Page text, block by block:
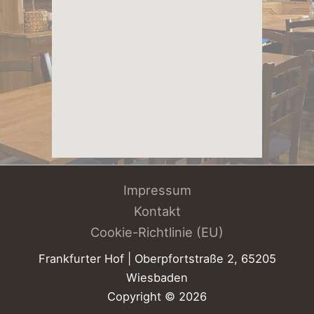
Impressum
Kontakt
Cookie-Richtlinie (EU)
Frankfurter Hof | Oberpfortstraße 2, 65205
Wiesbaden
Copyright © 2026